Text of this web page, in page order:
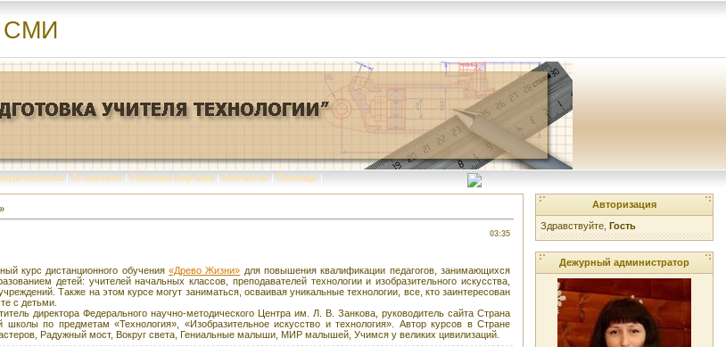
СМИ
портала | О портале | Реклама портала | Контакты | Помощь |
03:35
курс дистанционного обучения «Древо Жизни» для повышения квалификации педагогов, занимающихся
детей: учителей начальных классов, преподавателей технологии и изобразительного искусства,
Также на этом курсе могут заниматься, осваивая уникальные технологии, все, кто заинтересован
с детьми.
директора Федерального научно-методического Центра им. Л. В. Занкова, руководитель сайта Страна
по предметам «Технология», «Изобразительное искусство и технология». Автор курсов в Стране
Радужный мост, Вокруг света, Гениальные малыши, МИР малышей, Учимся у великих цивилизаций.
Авторизация
Здравствуйте, Гость
Дежурный администратор